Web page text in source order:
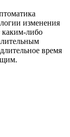
изменения
каким-либо
время